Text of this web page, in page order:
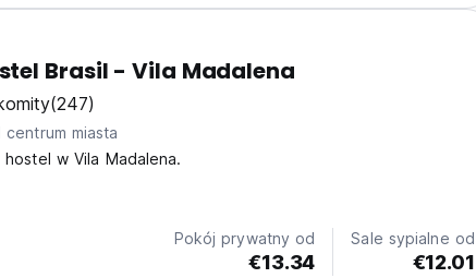
Brasil - Vila Madalena
(247)
miasta
hostel w Vila Madalena.
Pokój prywatny od
€13.34
Sale sypialne od
€12.01